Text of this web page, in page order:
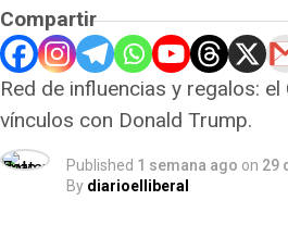
Compartir
Red de influencias y regalos:
vínculos con Donald Trump.
Published 1 semana ago on 29
By diarioelliberal